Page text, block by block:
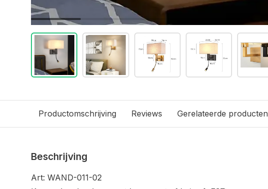
Productomschrijving Reviews Gerelateerde producten
Beschrijving
Art: WAND-011-02